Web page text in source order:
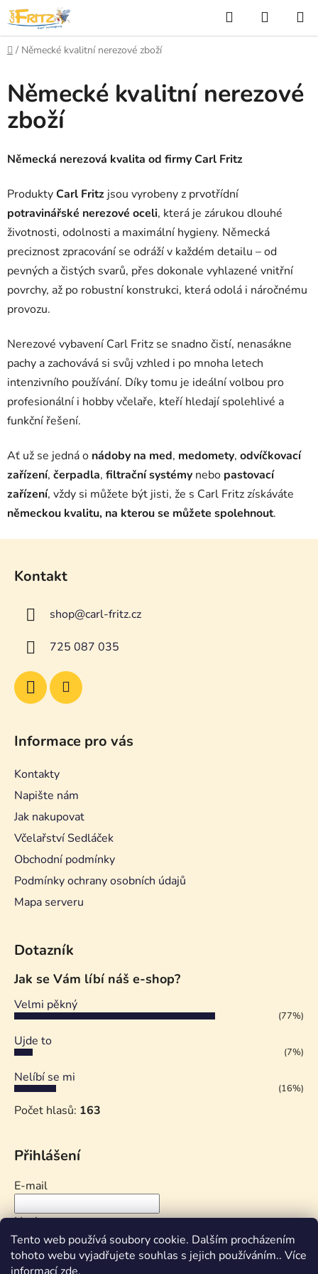
Tento web používá soubory cookie. Dalším procházením
tohoto webu vyjadřujete souhlas s jejich používáním.. Více
Přejít
na
obsah
Hledat
KOŠÍK
Domů
/ Německé kvalitní nerezové zboží
Německé kvalitní nerezové
zboží
Německá nerezová kvalita od firmy Carl Fritz
ProduktyCarl Fritz jsou vyrobeny z prvotřídní
potravinářské nerezové oceli, která je zárukou dlouhé
životnosti, odolnosti a maximální hygieny. Německá
preciznost zpracování se odráží v každém detailu – od
pevných a čistých svarů, přes dokonale vyhlazené vnitřní
povrchy, až po robustní konstrukci, která odolá i náročnému
provozu.
Nerezové vybavení Carl Fritz se snadno čistí, nenasákne
pachy a zachovává si svůj vzhled i po mnoha letech
intenzivního používání. Díky tomu je ideální volbou pro
profesionální i hobby včelaře, kteří hledají spolehlivé a
funkční řešení.
Ať už se jedná o nádoby na med, medomety, odvíčkovací
zařízení, čerpadla, filtrační systémy nebo pastovací
zařízení, vždy si můžete být jisti, že s Carl Fritz získáváte
německou kvalitu, na kterou se můžete spolehnout.
Kontakt
shop@carl-fritz.cz
725 087 035
Informace pro vás
Kontakty
Napište nám
Jak nakupovat
Včelařství Sedláček
Obchodní podmínky
Podmínky ochrany osobních údajů
Mapa serveru
Dotazník
Jak se Vám líbí náš e-shop?
Velmi pěkný
(77%)
Ujde to
(7%)
Nelíbí se mi
(16%)
Počet hlasů: 163
Přihlášení
E-mail
Heslo
PŘIHLÁSIT SE